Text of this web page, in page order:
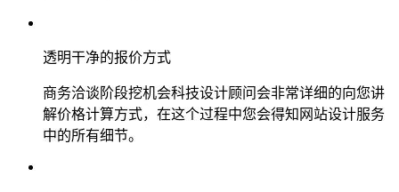
透明干净的报价方式
商务洽谈阶段挖机会科技设计顾问会非常详细的向您讲
解价格计算方式，在这个过程中您会得知网站设计服务
中的所有细节。